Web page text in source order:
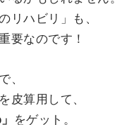
リハビリ」も、
要なのです！
、
皮算用して、
をゲット。